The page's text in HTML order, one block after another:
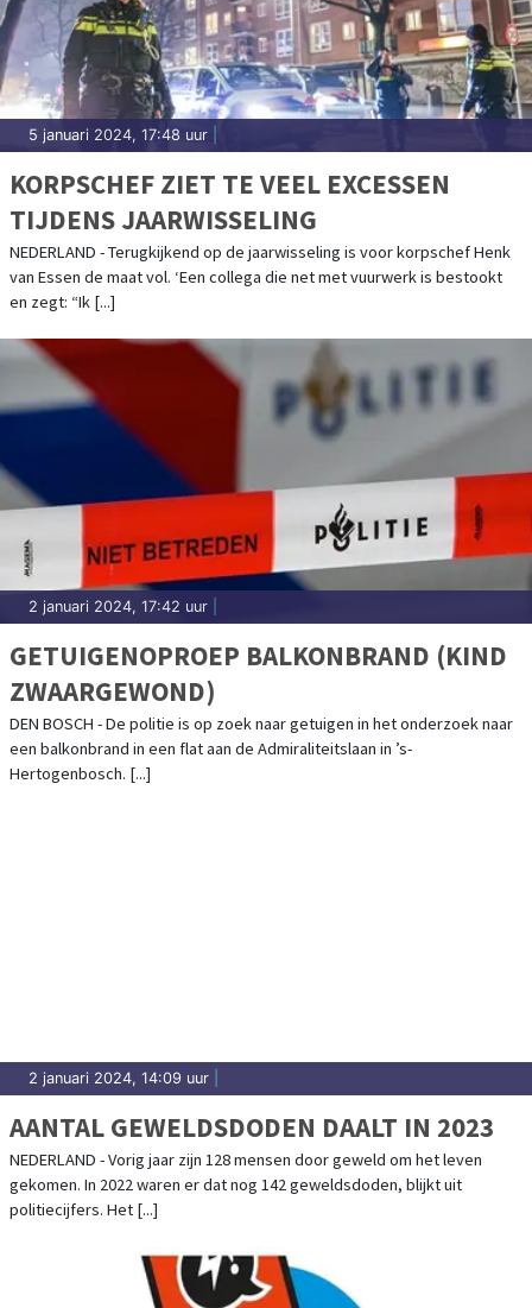
5 januari 2024, 17:48 uur
KORPSCHEF ZIET TE VEEL EXCESSEN
TIJDENS JAARWISSELING
NEDERLAND - Terugkijkend op de jaarwisseling is voor korpschef Henk
van Essen de maat vol. ‘Een collega die net met vuurwerk is bestookt
en zegt: “Ik [...]
2 januari 2024, 17:42 uur
GETUIGENOPROEP BALKONBRAND (KIND
ZWAARGEWOND)
DEN BOSCH - De politie is op zoek naar getuigen in het onderzoek naar
een balkonbrand in een flat aan de Admiraliteitslaan in ’s-
Hertogenbosch. [...]
2 januari 2024, 14:09 uur
AANTAL GEWELDSDODEN DAALT IN 2023
NEDERLAND - Vorig jaar zijn 128 mensen door geweld om het leven
gekomen. In 2022 waren er dat nog 142 geweldsdoden, blijkt uit
politiecijfers. Het [...]